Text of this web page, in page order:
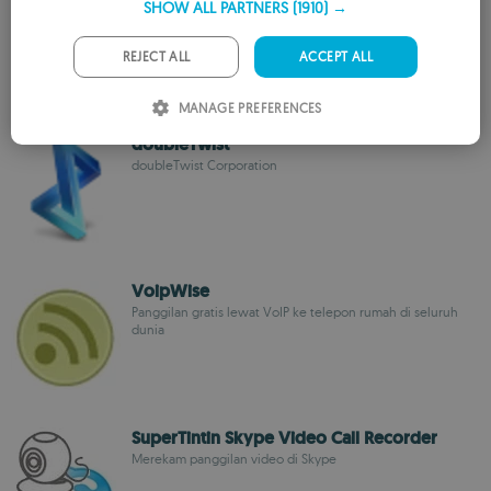
Panggilan gratis dari PC ke telepon rumah!!
doubleTwist
doubleTwist Corporation
VoipWise
Panggilan gratis lewat VoIP ke telepon rumah di seluruh
dunia
SuperTintin Skype Video Call Recorder
Merekam panggilan video di Skype
SHOW ALL PARTNERS (1910) →
ACCEPT ALL
REJECT ALL
MANAGE PREFERENCES